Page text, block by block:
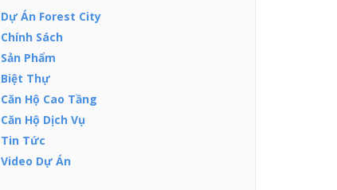
Dự Án Forest City
Chính Sách
Sản Phẩm
Biệt Thự
Căn Hộ Cao Tầng
Căn Hộ Dịch Vụ
Tin Tức
Video Dự Án